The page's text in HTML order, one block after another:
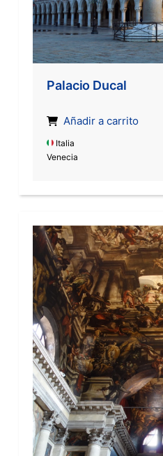
Palacio Ducal
Añadir a carrito
Italia
Venecia